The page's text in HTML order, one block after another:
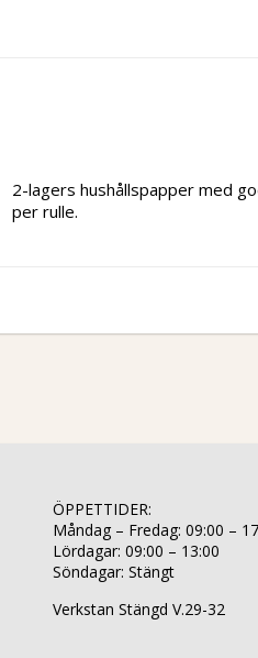
2-lagers hushållspapper med
per rulle.
ÖPPETTIDER:
Måndag – Fredag: 09:00 –
Lördagar: 09:00 – 13:00
Söndagar: Stängt
Verkstan Stängd V.29-32